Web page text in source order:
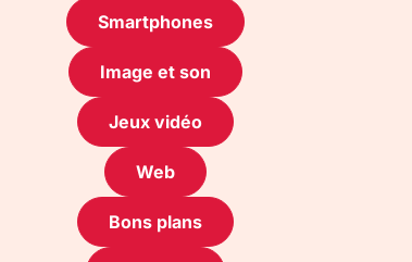
Smartphones
Image et son
Jeux vidéo
Web
Bons plans